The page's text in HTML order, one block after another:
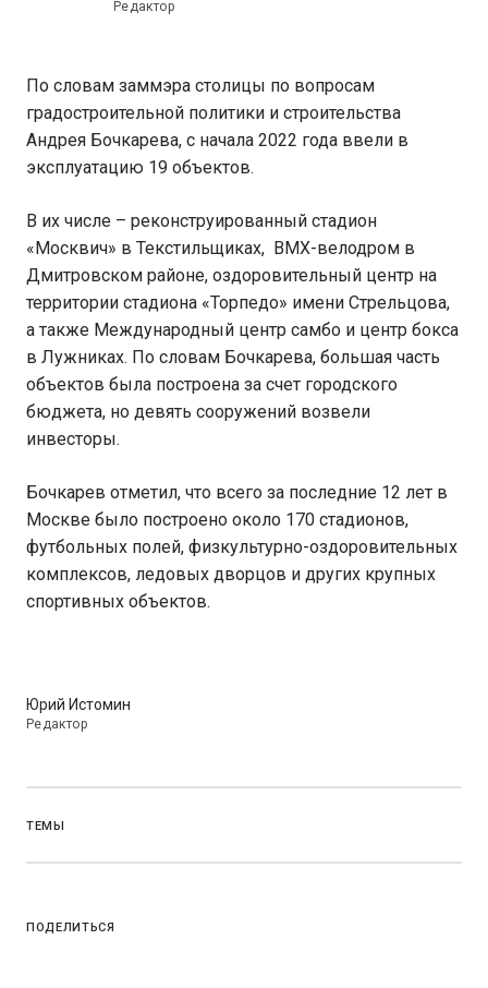
Редактор
По словам заммэра столицы по вопросам
градостроительной политики и строительства
Андрея Бочкарева, с начала 2022 года ввели в
эксплуатацию 19 объектов.
В их числе – реконструированный стадион
«Москвич» в Текстильщиках, BMX-велодром в
Дмитровском районе, оздоровительный центр на
территории стадиона «Торпедо» имени Стрельцова,
а также Международный центр самбо и центр бокса
в Лужниках. По словам Бочкарева, большая часть
объектов была построена за счет городского
бюджета, но девять сооружений возвели
инвесторы.
Бочкарев отметил, что всего за последние 12 лет в
Москве было построено около 170 стадионов,
футбольных полей, физкультурно-оздоровительных
комплексов, ледовых дворцов и других крупных
спортивных объектов.
Юрий Истомин
Редактор
ТЕМЫ
ПОДЕЛИТЬСЯ